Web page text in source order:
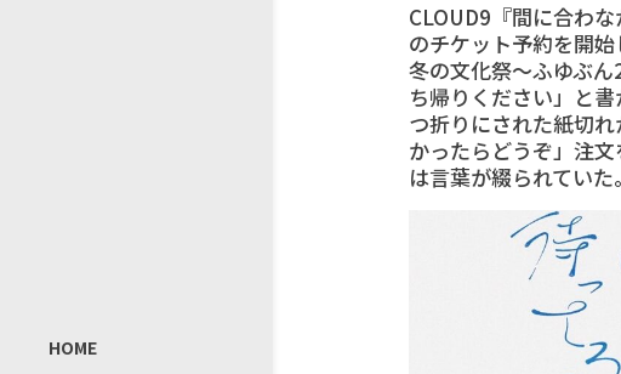
HOME
CLOUD9『間に合わ
のチケット予約を開
冬の文化祭〜ふゆぶ
ち帰りください」と
つ折りにされた紙切
かったらどうぞ」注
は言葉が綴られていた